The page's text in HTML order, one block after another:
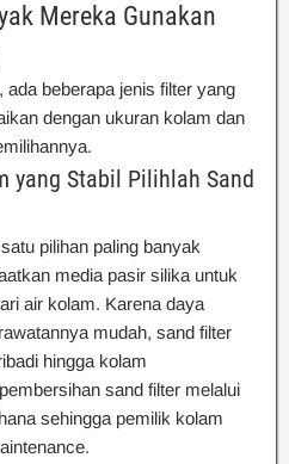
Mereka Gunakan
beberapa jenis filter yang
dengan ukuran kolam dan
yang Stabil Pilihlah Sand
pilihan paling banyak
media pasir silika untuk
air kolam. Karena daya
mudah, sand filter
hingga kolam
sand filter melalui
sehingga pemilik kolam